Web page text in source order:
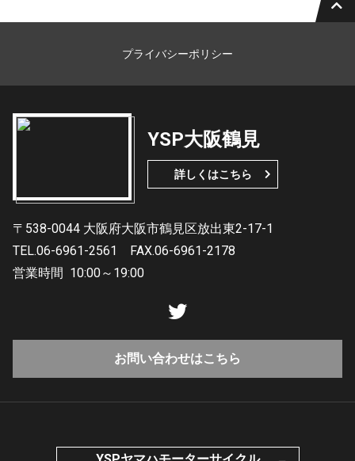
プライバシーポリシー
YSP大阪鶴見
詳しくはこちら
〒538-0044 大阪府大阪市鶴見区放出東2-17-1
TEL.06-6961-2561
FAX.06-6961-2178
営業時間 10:00～19:00
お問い合わせはこちら